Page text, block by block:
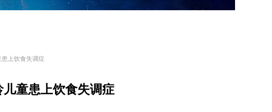
上饮食失调症
童患上饮食失调症